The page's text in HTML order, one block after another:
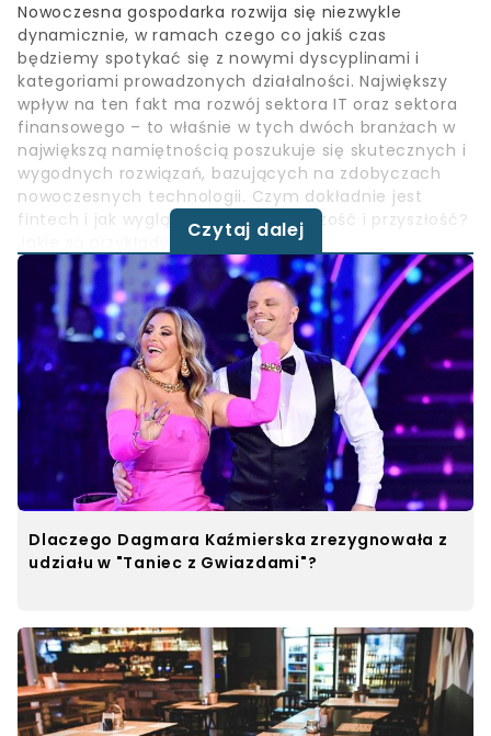
Nowoczesna gospodarka rozwija się niezwykle
dynamicznie, w ramach czego co jakiś czas
będziemy spotykać się z nowymi dyscyplinami i
kategoriami prowadzonych działalności. Największy
wpływ na ten fakt ma rozwój sektora IT oraz sektora
finansowego – to właśnie w tych dwóch branżach w
największą namiętnością poszukuje się skutecznych i
wygodnych rozwiązań, bazujących na zdobyczach
nowoczesnych technologii. Czym dokładnie jest
fintech i jak wygląda jego teraźniejszość i przyszłość?
Jakie są przykłady fintechu?
Czytaj dalej
Dlaczego Dagmara Kaźmierska zrezygnowała z
udziału w "Taniec z Gwiazdami"?